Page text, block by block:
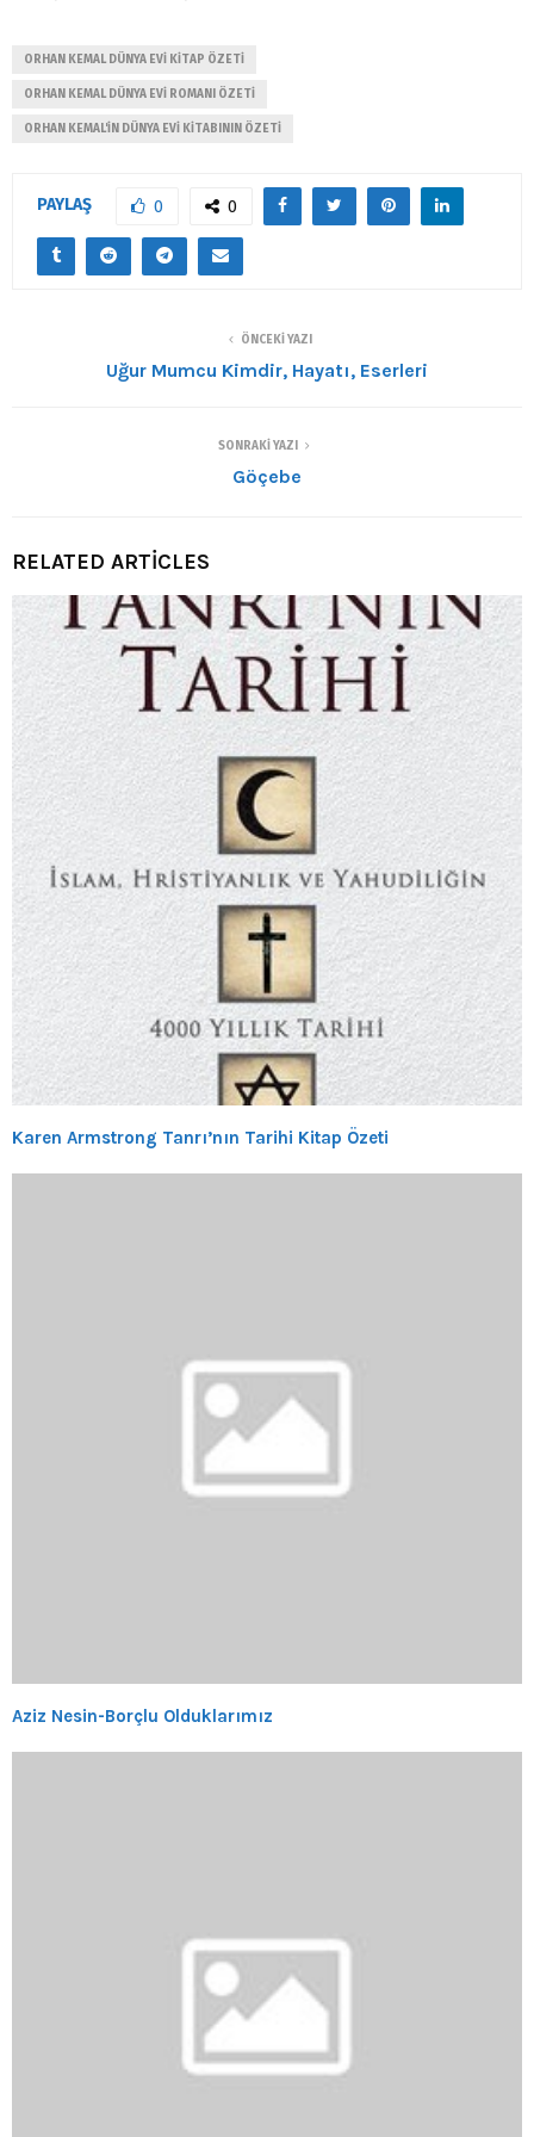
ORHAN KEMAL DÜNYA EVI KITAP ÖZETI
ORHAN KEMAL DÜNYA EVI ROMANI ÖZETI
ORHAN KEMAL'IN DÜNYA EVI KITABININ ÖZETI
PAYLAŞ 0 0
ÖNCEKI YAZI
Uğur Mumcu Kimdir, Hayatı, Eserleri
SONRAKI YAZI
Göçebe
RELATED ARTICLES
Karen Armstrong Tanrı’nın Tarihi Kitap Özeti
Aziz Nesin-Borçlu Olduklarımız